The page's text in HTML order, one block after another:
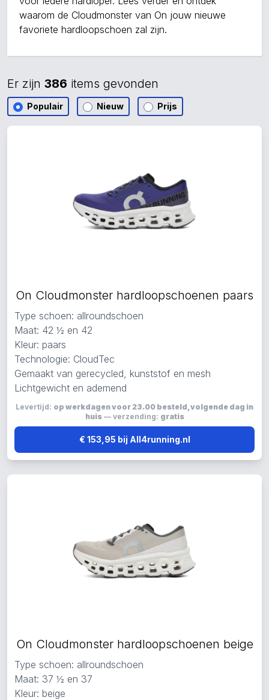
waarom de Cloudmonster van On jouw nieuwe
favoriete hardloopschoen zal zijn.
Er zijn 386 items gevonden
Populair Nieuw Prijs
On Cloudmonster hardloopschoenen paars
Type schoen: allroundschoen
Maat: 42 ½ en 42
Kleur: paars
Technologie: CloudTec
Gemaakt van gerecycled, kunststof en mesh
Lichtgewicht en ademend
Levertijd: op werkdagen voor 23.00 besteld, volgende dag in
huis— verzending: gratis
€ 153,95 bij All4running.nl
On Cloudmonster hardloopschoenen beige
Type schoen: allroundschoen
Maat: 37 ½ en 37
Kleur: beige